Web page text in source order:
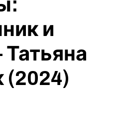
и
(2024)